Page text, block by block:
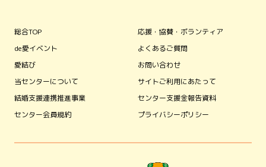
総合TOP
de愛イベント
愛結び
当センターについて
結婚支援連携推進事業
センター会員規約
応援・協賛・ボランティア
よくあるご質問
お問い合わせ
サイトご利用にあたって
センター支援金報告資料
プライバシーポリシー